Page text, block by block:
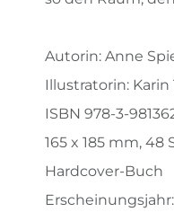
Autorin: Anne
Illustratorin: Karin
ISBN 978-3-
165 x 185 mm, 48
Hardcover-Buch
Erscheinungsjahr: